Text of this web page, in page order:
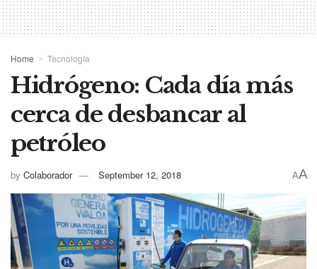
Home Tecnología
Hidrógeno: Cada día más
cerca de desbancar al
petróleo
by Colaborador September 12, 2018 AA